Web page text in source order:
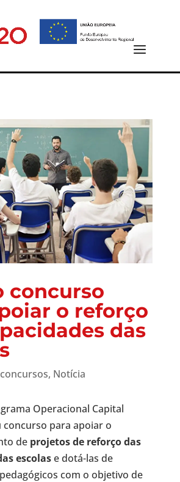
concurso
o reforço
das
concursos, Notícia
Operacional Capital
para apoiar o
de projetos de reforço das
escolase dotá-las de
com o objetivo de